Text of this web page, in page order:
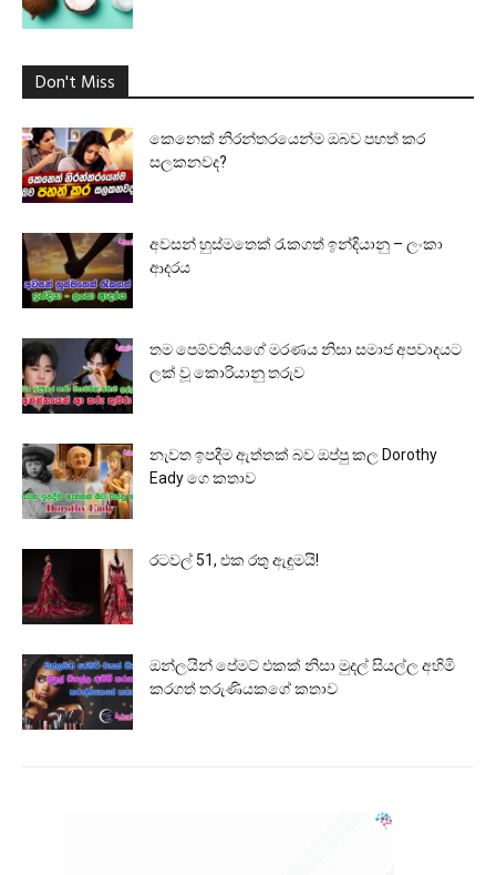
Don't Miss
කෙනෙක් නිරන්තරයෙන්ම ඔබව පහත් කර
සලකනවද?
අවසන් හුස්මතෙක් රැකගත් ඉන්දියානු – ලංකා
ආදරය
තම පෙම්වතියගේ මරණය නිසා සමාජ අපවාදයට
ලක් වූ කොරියානු තරුව
නැවත ඉපදීම ඇත්තක් බව ඔප්පු කල Dorothy
Eady ගෙ කතාව
රටවල් 51, එක රතු ඇඳුමයි!
ඔන්ලයින් පේමට් එකක් නිසා මුදල් සියල්ල අහිමි
කරගත් තරුණියකගේ කතාව